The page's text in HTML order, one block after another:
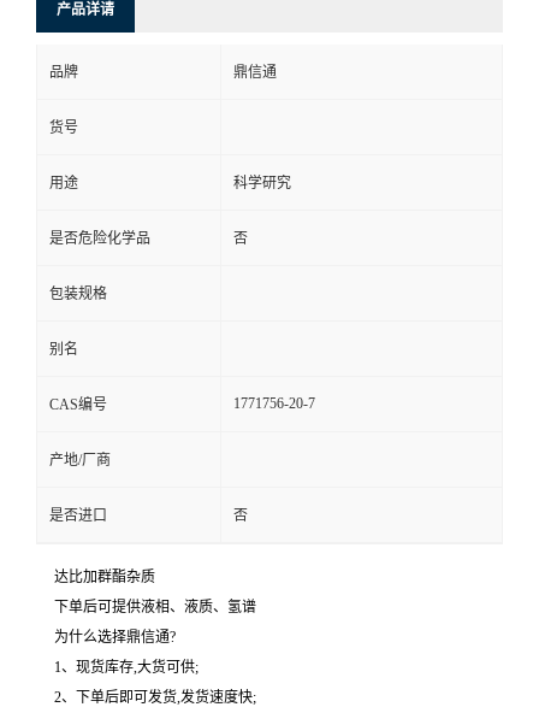
产品详请
品牌 鼎信通
货号
用途 科学研究
是否危险化学品 否
包装规格
别名
CAS编号 1771756-20-7
产地/厂商
是否进口 否
达比加群酯杂质
下单后可提供液相、液质、氢谱
为什么选择鼎信通?
1、现货库存,大货可供;
2、下单后即可发货,发货速度快;